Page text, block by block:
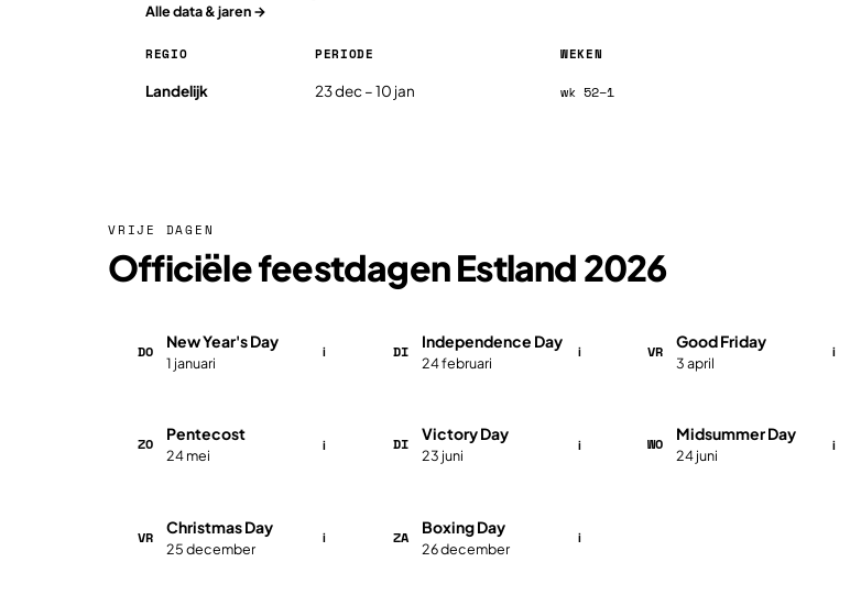
Alle data & jaren →
Christmas Holidays in Estland 2026, per regio
REGIO PERIODE WEKEN
Landelijk 23 dec – 10 jan wk 52–1
VRIJE DAGEN
Officiële feestdagen Estland 2026
DO
New Year's Day
1 januari
i DI
Independence Day
24 februari
i VR
Good Friday
3 april
i
ZO
Pentecost
24 mei
i DI
Victory Day
23 juni
i WO
Midsummer Day
24 juni
i
VR
Christmas Day
25 december
i ZA
Boxing Day
26 december
i